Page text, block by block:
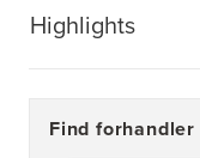
Highlights
Find forhandler